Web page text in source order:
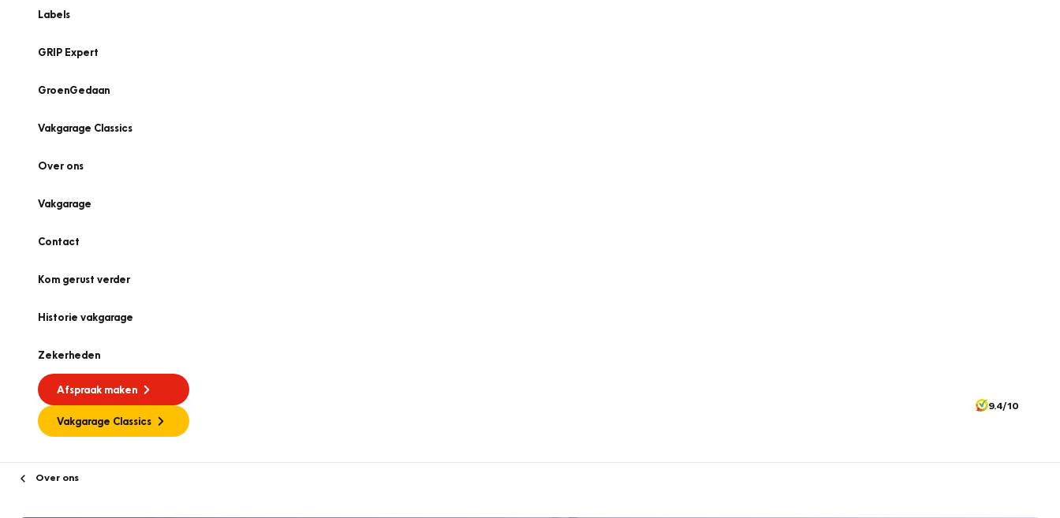
Labels
GRIP Expert
GroenGedaan
Vakgarage Classics
Over ons
Vakgarage
Contact
Kom gerust verder
Historie vakgarage
Zekerheden
Afspraak maken
Vakgarage Classics
9.4/10
Over ons